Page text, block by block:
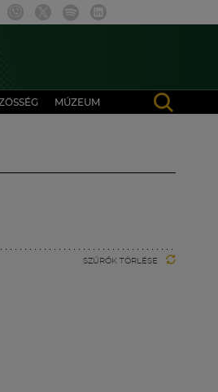
MÚZEUM
SZŰRŐK TÖRLÉSE